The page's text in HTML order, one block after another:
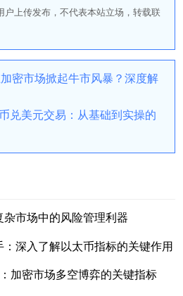
户上传发布，不代表本站立场，转载联
密市场掀起牛市风暴？深度解
兑美元交易：从基础到实操的
市场中的风险管理利器
深入了解以太币指标的关键作用
加密市场多空博弈的关键指标